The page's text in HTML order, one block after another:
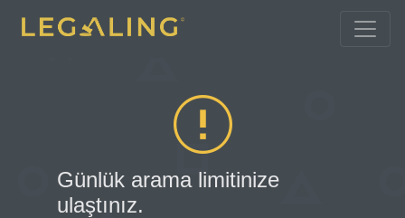
Günlük arama limitinize
ulaştınız.